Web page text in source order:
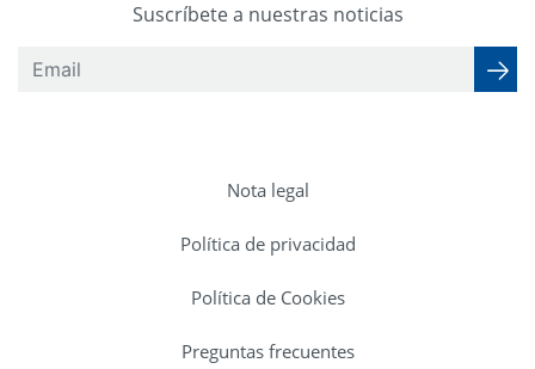
Suscríbete a nuestras noticias
Nota legal
Política de privacidad
Política de Cookies
Preguntas frecuentes